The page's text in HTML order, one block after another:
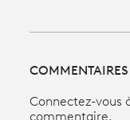
COMMENTAIRES
Connectez-vous